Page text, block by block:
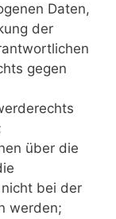
Daten,
der
gegen
über die
bei der
werden;